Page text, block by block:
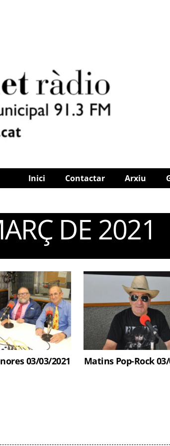
Inici Contactar Arxiu
DE 2021
03/03/2021 Matins Pop-Rock